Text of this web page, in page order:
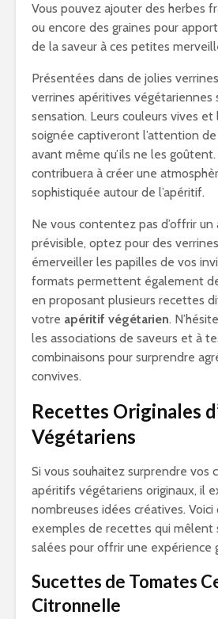
Vous pouvez ajouter des herbes
ou encore des graines pour
de la saveur à ces petites
Présentées dans de jolies
verrines apéritives végétariennes
sensation. Leurs couleurs vives
soignée captiveront l’attention
avant même qu’ils ne les
contribuera à créer une
sophistiquée autour de l’apéritif.
Ne vous contentez pas d’offrir
prévisible, optez pour des
émerveiller les papilles de vos
formats permettent également
en proposant plusieurs recettes
votre apéritif végétarien.
les associations de saveurs et à
combinaisons pour surprendre
convives.
Recettes Originales
Végétariens
Si vous souhaitez surprendre vos
apéritifs végétariens originaux, il
nombreuses idées créatives. Voici
exemples de recettes qui mêlent
salées pour offrir une expérience
Sucettes de Tomates
Citronnelle